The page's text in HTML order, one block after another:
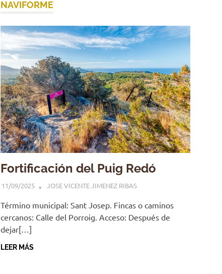
NAVIFORME
Fortificación del Puig Redó
11/09/2025 JOSE VICENTE JIMENEZ RIBAS
Término municipal: Sant Josep. Fincas o caminos
cercanos: Calle del Porroig. Acceso: Después de
dejar[…]
LEER MÁS